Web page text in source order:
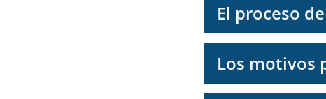
El proceso
Los motivos